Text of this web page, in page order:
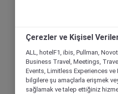
Çerezler ve Kişisel
ALL, hotelF1, ibis, Pullman,
Business Travel, Meetings,
Events, Limitless Experiences
bilgilere şu amaçlarla erişmek
sağlamak ve talep ettiğiniz